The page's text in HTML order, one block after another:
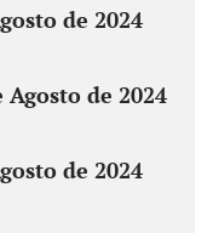
de 2024
de 2024
de 2024